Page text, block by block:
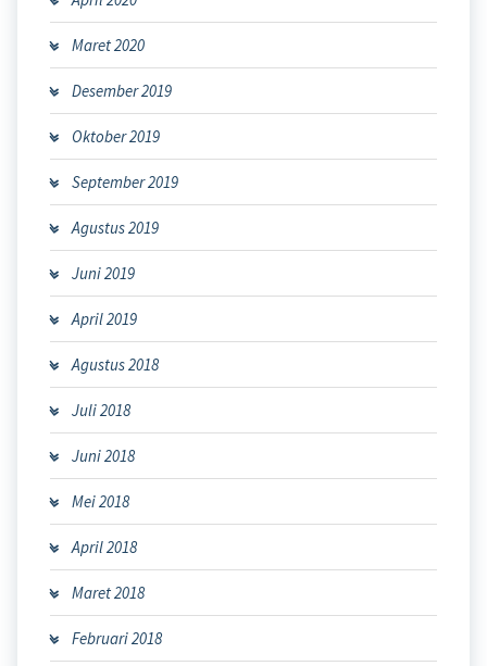
Maret 2020
Desember 2019
Oktober 2019
September 2019
Agustus 2019
Juni 2019
April 2019
Agustus 2018
Juli 2018
Juni 2018
Mei 2018
April 2018
Maret 2018
Februari 2018